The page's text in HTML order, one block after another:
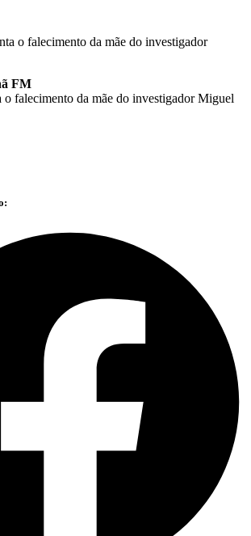
FM
falecimento da mãe do investigador Miguel